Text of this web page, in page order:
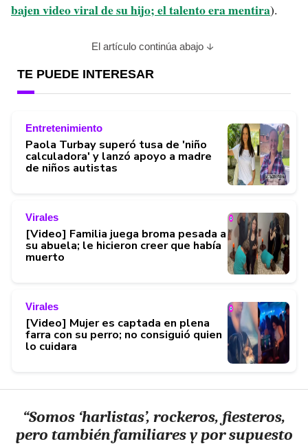
bajen video viral de su hijo; el talento era mentira).
El artículo continúa abajo
TE PUEDE INTERESAR
Entretenimiento
Paola Turbay superó tusa de 'niño
calculadora' y lanzó apoyo a madre
de niños autistas
Virales
[Video] Familia juega broma pesada a
su abuela; le hicieron creer que había
muerto
Virales
[Video] Mujer es captada en plena
farra con su perro; no consiguió quien
lo cuidara
“Somos ‘harlistas’, rockeros, fiesteros,
pero también familiares y por supuesto